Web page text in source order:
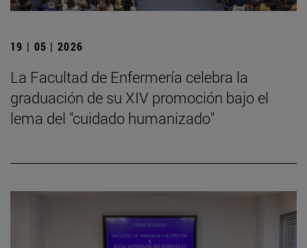
19 | 05 | 2026
La Facultad de Enfermería celebra la
graduación de su XIV promoción bajo el
lema del "cuidado humanizado"